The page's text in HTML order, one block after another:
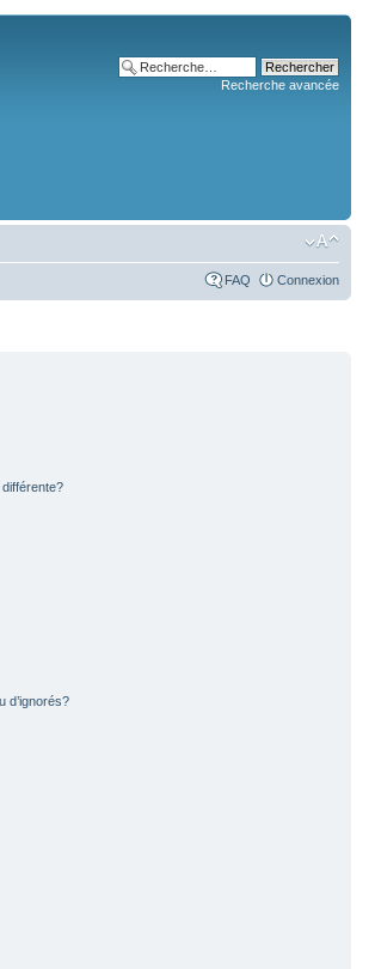
Recherche avancée
FAQ Connexion
d’ignorés?